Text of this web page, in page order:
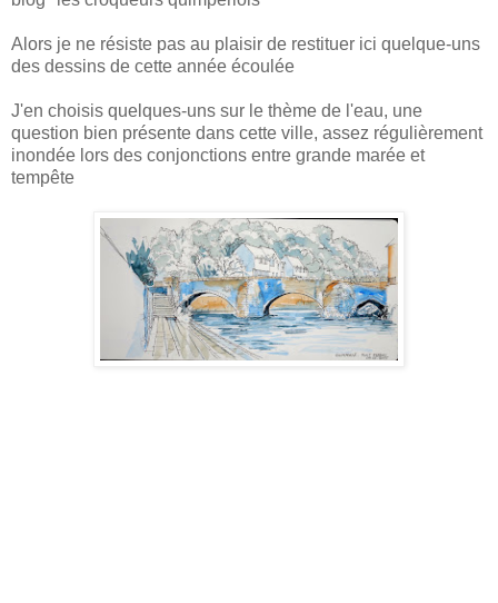
Alors je ne résiste pas au plaisir de restituer ici quelque-uns
des dessins de cette année écoulée
J'en choisis quelques-uns sur le thème de l'eau, une
question bien présente dans cette ville, assez régulièrement
inondée lors des conjonctions entre grande marée et
tempête